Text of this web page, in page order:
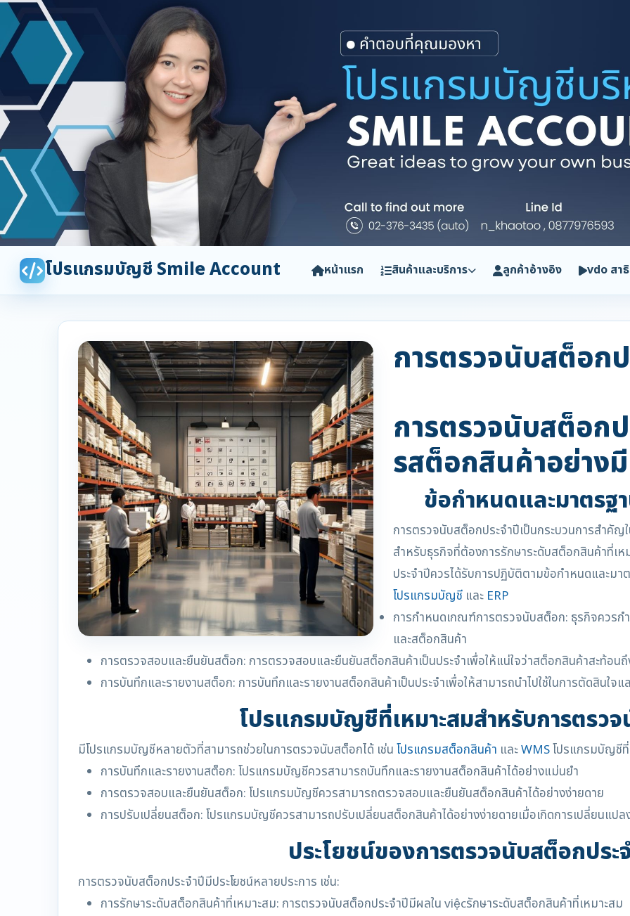
โปรแกรมบัญชี Smile Account หน้าแรก สินค้าและบริการ ลูกค้าอ้างอิง vdo สา
การตรวจนับสต็อก
การตรวจนับสต็อก
รสต็อกสินค้าอย่าง
ข้อกำหนดและมาตรฐ
การตรวจนับสต็อกประจำปีเป็นกระบวนการสำคั
สำหรับธุรกิจที่ต้องการรักษาระดับสต็อกสินค้าที่เ
ประจำปีควรได้รับการปฏิบัติตามข้อกำหนดและมา
โปรแกรมบัญชี และ ERP
การกำหนดเกณฑ์การตรวจนับสต็อก: ธุรกิจควร
และสต็อกสินค้า
การตรวจสอบและยืนยันสต็อก: การตรวจสอบและยืนยันสต็อกสินค้าเป็นประจำเพื่อให้แน่ใจว่าสต็อกสินค้าสะท้อน
การบันทึกและรายงานสต็อก: การบันทึกและรายงานสต็อกสินค้าเป็นประจำเพื่อให้สามารถนำไปใช้ในการตัดสินใจ
โปรแกรมบัญชีที่เหมาะสมสำหรับการตรว
มีโปรแกรมบัญชีหลายตัวที่สามารถช่วยในการตรวจนับสต็อกได้ เช่นโปรแกรมสต็อกสินค้า และWMSโปรแกรมบัญชี
การบันทึกและรายงานสต็อก: โปรแกรมบัญชีควรสามารถบันทึกและรายงานสต็อกสินค้าได้อย่างแม่นยำ
การตรวจสอบและยืนยันสต็อก: โปรแกรมบัญชีควรสามารถตรวจสอบและยืนยันสต็อกสินค้าได้อย่างง่ายดาย
การปรับเปลี่ยนสต็อก: โปรแกรมบัญชีควรสามารถปรับเปลี่ยนสต็อกสินค้าได้อย่างง่ายดายเมื่อเกิดการเปลี่ยนแปล
ประโยชน์ของการตรวจนับสต็อกประ
การตรวจนับสต็อกประจำปีมีประโยชน์หลายประการ เช่น:
การรักษาระดับสต็อกสินค้าที่เหมาะสม: การตรวจนับสต็อกประจำปีมีผลใน việcรักษาระดับสต็อกสินค้าที่เหมาะสม